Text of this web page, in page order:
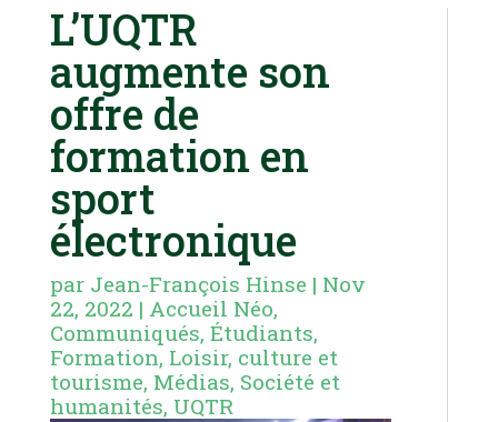
L’UQTR
augmente son
offre de
formation en
sport
électronique
par Jean-François Hinse | Nov
22, 2022 | Accueil Néo,
Communiqués, Étudiants,
Formation, Loisir, culture et
tourisme, Médias, Société et
humanités, UQTR